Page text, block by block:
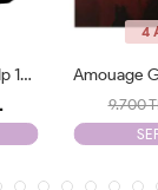
Amouage Guidance 46 Extrait De Parfum JLT
4
8.700